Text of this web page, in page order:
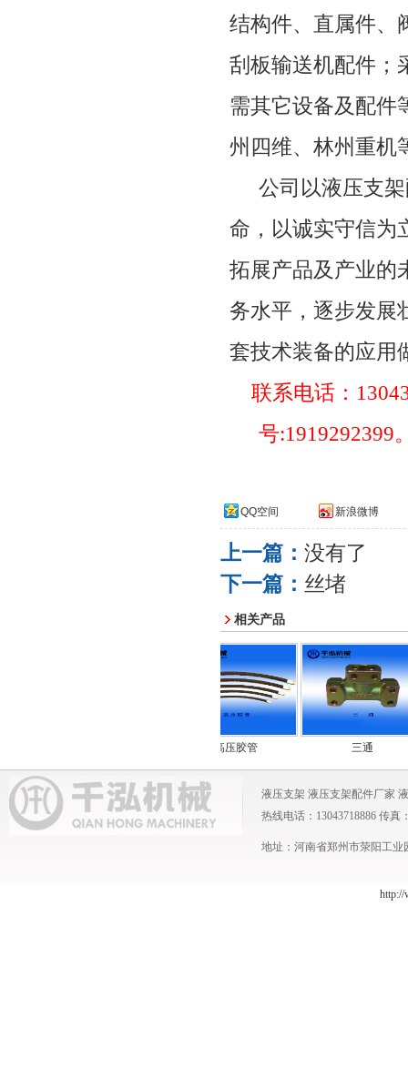
结构件、直属件、
刮板输送机配件；
需其它设备及配件
州四维、林州重机
公司以液压支
命，以诚实守信为
拓展产品及产业的
务水平，逐步发展
套技术装备的应用
联系电话：
号:1919292399
QQ空间 新浪微博
上一篇： 没有了
下一篇： 丝堵
相关产品
高压胶管 三通
液压支架 液压支架配件厂家
热线电话：13043718886 传真
地址：河南省郑州市荥阳工业
http://